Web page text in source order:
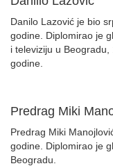
Danilo Lazović je bio
godine. Diplomirao je
i televiziju u
godine.
Predrag Miki
Predrag Miki
godine. Diplomirao je
Beogradu.